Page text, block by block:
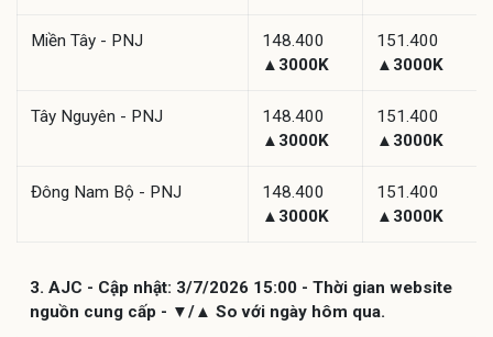
Miền Tây - PNJ
148.400
▲3000K
151.400
▲3000K
Tây Nguyên - PNJ
148.400
▲3000K
151.400
▲3000K
Đông Nam Bộ - PNJ
148.400
▲3000K
151.400
▲3000K
3. AJC - Cập nhật: 3/7/2026 15:00 - Thời gian website
nguồn cung cấp - ▼/▲ So với ngày hôm qua.